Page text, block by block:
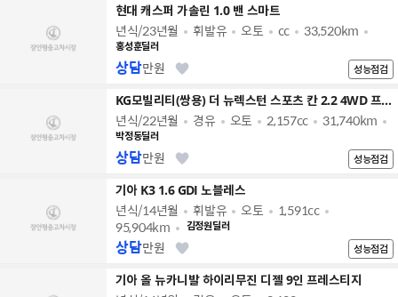
현대 캐스퍼 가솔린 1.0 밴 스마트
년식/23년월 휘발유 오토 cc 33,520km
홍성훈딜러
성능점검
상담만원
KG모빌리티(쌍용) 더 뉴렉스턴 스포츠 칸 2.2 4WD 프레스티지
년식/22년월 경유 오토 2,157cc 31,740km
박정동딜러
성능점검
상담만원
기아 K3 1.6 GDI 노블레스
년식/14년월 휘발유 오토
1,591cc
95,904km
김정원딜러
성능점검
상담만원
기아 올 뉴카니발 하이리무진 디젤 9인 프레스티지